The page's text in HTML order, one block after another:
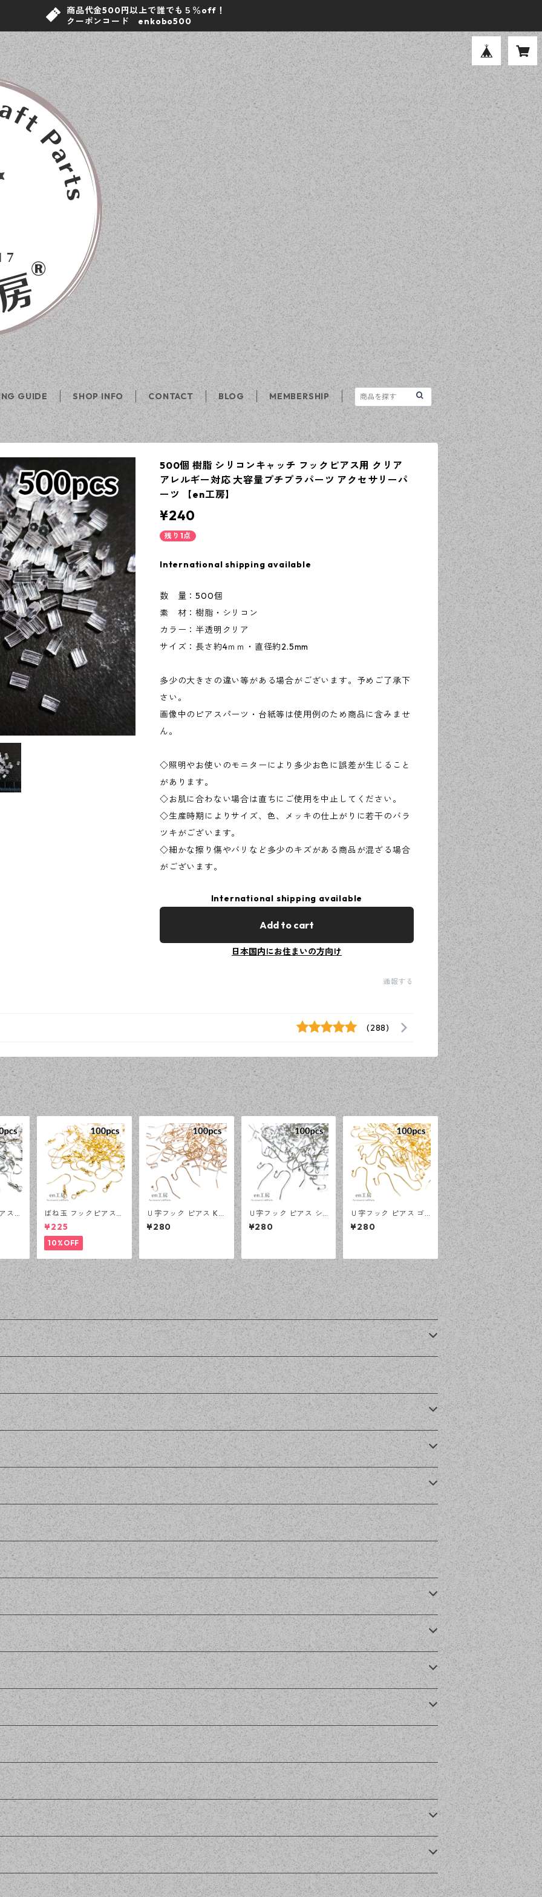
商品代金500円以上で誰でも５％off！
クーポンコード enkobo500
GUIDE SHOP INFO CONTACT BLOG MEMBERSHIP
500個 樹脂 シリコンキャッチ フックピアス用 クリア
アレルギー対応 大容量プチプラパーツ アクセサリーパ
ーツ 【en工房】
¥240
残り1点
International shipping available
数 量：500個
素 材：樹脂・シリコン
カラー：半透明クリア
サイズ：長さ約4ｍｍ・直径約2.5mm
多少の大きさの違い等がある場合がございます。予めご了承下
さい。
画像中のピアスパーツ・台紙等は使用例のため商品に含みませ
ん。
◇照明やお使いのモニターにより多少お色に誤差が生じること
があります。
◇お肌に合わない場合は直ちにご使用を中止してください。
◇生産時期によりサイズ、色、メッキの仕上がりに若干のバラ
ツキがございます。
◇細かな擦り傷やバリなど多少のキズがある商品が混ざる場合
がございます。
International shipping available
Add to cart
日本国内にお住まいの方向け
通報する
(288)
ス
ばね玉 フックピアス
ゴールド 100ピース
釣針型 大容量 プチプ
ラパーツ 【en工房】
¥225
10%OFF
Ｕ字フック ピアス KC
ゴールド 100ピース
釣針型 大容量 プチプ
¥280
Ｕ字フック ピアス シ
ルバー 100ピース 釣
針型 大容量 プチプラ
¥280
Ｕ字フック ピアス ゴ
ールド 100ピース 釣
針型 大容量 プチプラ
¥280